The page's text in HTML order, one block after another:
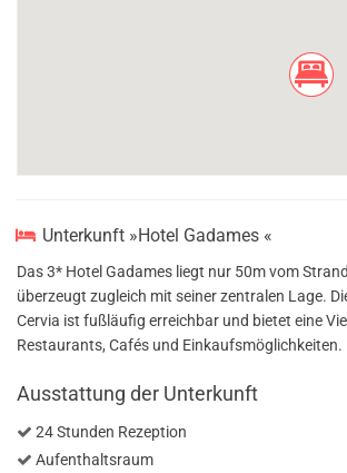
Unterkunft »Hotel Gadames «
Das 3* Hotel Gadames liegt nur 50m vom
überzeugt zugleich mit seiner zentralen Lage.
Cervia ist fußläufig erreichbar und bietet eine
Restaurants, Cafés und Einkaufsmöglichkeiten.
Ausstattung der Unterkunft
24 Stunden Rezeption
Aufenthaltsraum